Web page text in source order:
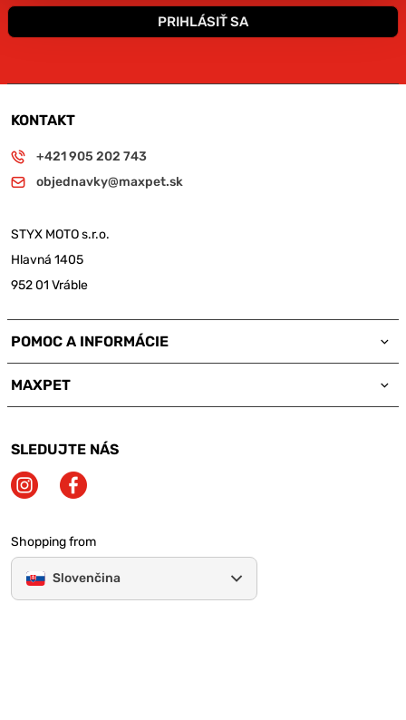
PRIHLÁSIŤ SA
KONTAKT
+421 905 202 743
objednavky@maxpet.sk
STYX MOTO s.r.o.
Hlavná 1405
952 01 Vráble
POMOC A INFORMÁCIE
MAXPET
SLEDUJTE NÁS
Shopping from
Slovenčina